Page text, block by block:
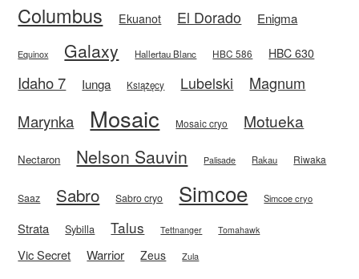
Columbus Ekuanot El Dorado Enigma
Equinox Galaxy Hallertau Blanc HBC 586 HBC 630
Idaho 7 Iunga Książęcy Lubelski
Magnum
Marynka
Mosaic Mosaic cryo Motueka
Nectaron Nelson Sauvin Palisade Rakau Riwaka
Saaz Sabro Sabro cryo Simcoe Simcoe cryo
Strata Sybilla Talus Tettnanger Tomahawk
Vic Secret Warrior Zeus Zula